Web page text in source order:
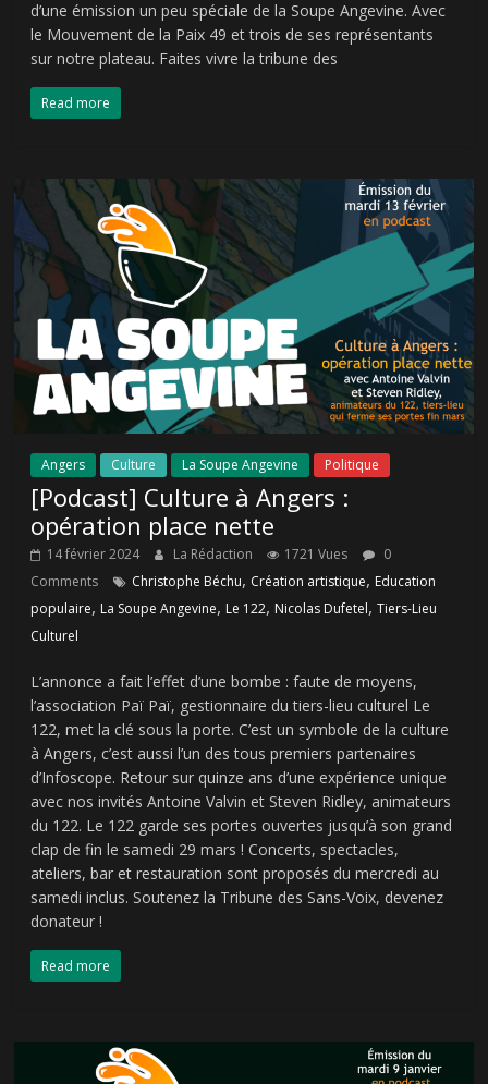
d’une émission un peu spéciale de la Soupe Angevine. Avec
le Mouvement de la Paix 49 et trois de ses représentants
sur notre plateau. Faites vivre la tribune des
Read more
Angers Culture La Soupe Angevine Politique
[Podcast] Culture à Angers :
opération place nette
14 février 2024 La Rédaction 1721 Vues
0
Comments
Christophe Béchu, Création artistique, Education
populaire, La Soupe Angevine, Le 122, Nicolas Dufetel,Tiers-Lieu
Culturel
L’annonce a fait l’effet d’une bombe : faute de moyens,
l’association Paï Paï, gestionnaire du tiers-lieu culturel Le
122, met la clé sous la porte. C’est un symbole de la culture
à Angers, c’est aussi l’un des tous premiers partenaires
d’Infoscope. Retour sur quinze ans d’une expérience unique
avec nos invités Antoine Valvin et Steven Ridley, animateurs
du 122. Le 122 garde ses portes ouvertes jusqu’à son grand
clap de fin le samedi 29 mars ! Concerts, spectacles,
ateliers, bar et restauration sont proposés du mercredi au
samedi inclus. Soutenez la Tribune des Sans-Voix, devenez
donateur !
Read more